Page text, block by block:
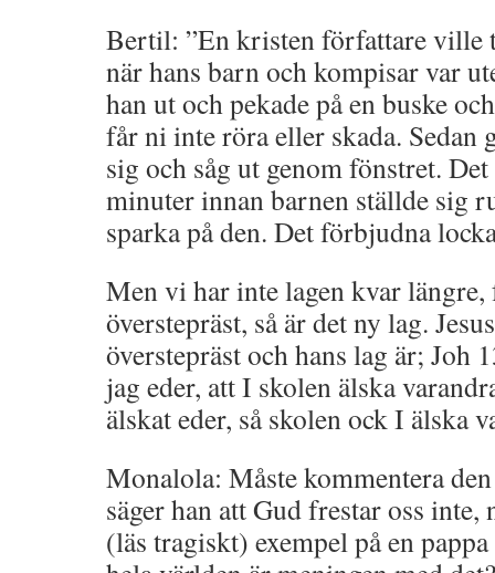
Bertil: ”En kristen författare ville
när hans barn och kompisar var
han ut och pekade på en buske
får ni inte röra eller skada. Sedan
sig och såg ut genom fönstret.
minuter innan barnen ställde sig
sparka på den. Det förbjudna
Men vi har inte lagen kvar
överstepräst, så är det ny lag.
överstepräst och hans lag är; Joh
jag eder, att I skolen älska
älskat eder, så skolen ock I älska
Monalola: Måste kommentera
säger han att Gud frestar oss inte,
(läs tragiskt) exempel på en